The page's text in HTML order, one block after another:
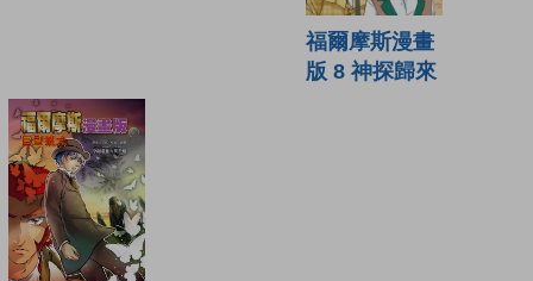
福爾摩斯漫畫
版 8 神探歸來